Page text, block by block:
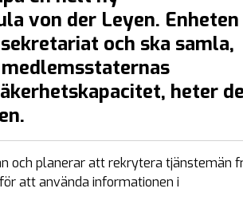
von der Leyen. Enheten
och ska samla,
heter
och planerar att rekrytera tjänstemän
att använda informationen i